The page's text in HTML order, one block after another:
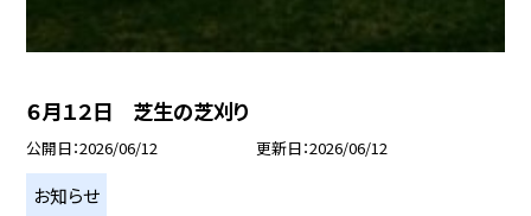
６月１２日 芝生の芝刈り
公開日 2026/06/12 更新日 2026/06/12
お知らせ